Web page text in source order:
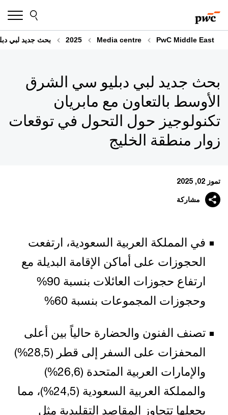
to
content
to
footer
PwC Middle East
Media centre
2025 بحث جديد لبي
بحث جديد لبي دبليو سي الشرق
الأوسط بالتعاون مع مابريان
تكنولوجيز حول التحول في توقعات
زوار منطقة الخليج
تموز 02, 2025
مشاركة
في المملكة العربية السعودية، ارتفعت
الحجوزات على أماكن الإقامة البديلة مع
ارتفاع حجوزات العائلات بنسبة 90%
وحجوزات المجموعات بنسبة 60%
تصنف الفنون والحضارة حالياً بين أعلى
المحفزات على السفر إلى قطر (28,5%)
والإمارات العربية المتحدة (26,6%)
والمملكة العربية السعودية (24,5%)، مما
يجعلها تتجاوز المقاصد التقليدية مثل